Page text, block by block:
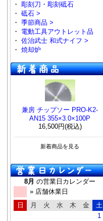
・ 彫刻刀・彫刻砥石
・ 砥石 >
・ 季節商品 >
・ 電動工具アウトレット品
・ 佐治武士 和式ナイフ >
・ 焼却炉
兼房 チップソー PRO-K2-
AN15 355×3.0×100P
16,500円(税込)
新着商品を見る
8月 の営業日カレンダー
» 店舗休業日
日
月 火 水 木 金
土
1